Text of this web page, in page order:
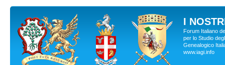
I
Forum Italiano
per lo Studio
Genealogico
www.iagi.info